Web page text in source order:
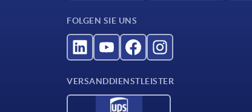
FOLGEN SIE UNS
VERSANDDIENSTLEISTER